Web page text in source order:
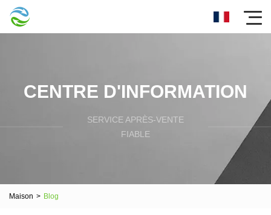
CENTRE D'INFORMATION
SERVICE APRÈS-VENTE
FIABLE
Maison > Blog